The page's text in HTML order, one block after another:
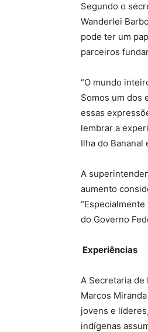
Segundo o
Wanderlei
pode ter um
parceiros
“O mundo
Somos um dos
essas
lembrar a
Ilha do
A
aumento
do Governo
Experiências
A Secretaria
Marcos
jovens e
indígenas